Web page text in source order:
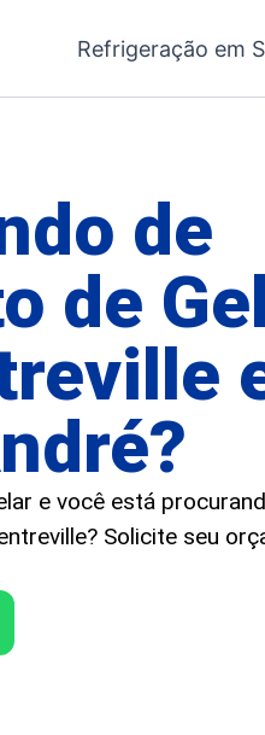
Refrigeração em
de
de
e você está
Solicite seu